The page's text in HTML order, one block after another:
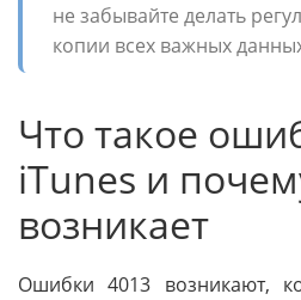
не забывайте делать
копии всех важных
Что такое
iTunes и
возникает
Ошибки 4013 возникают,